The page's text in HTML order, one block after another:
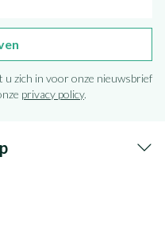
zich in voor onze nieuwsbrief
privacy policy.